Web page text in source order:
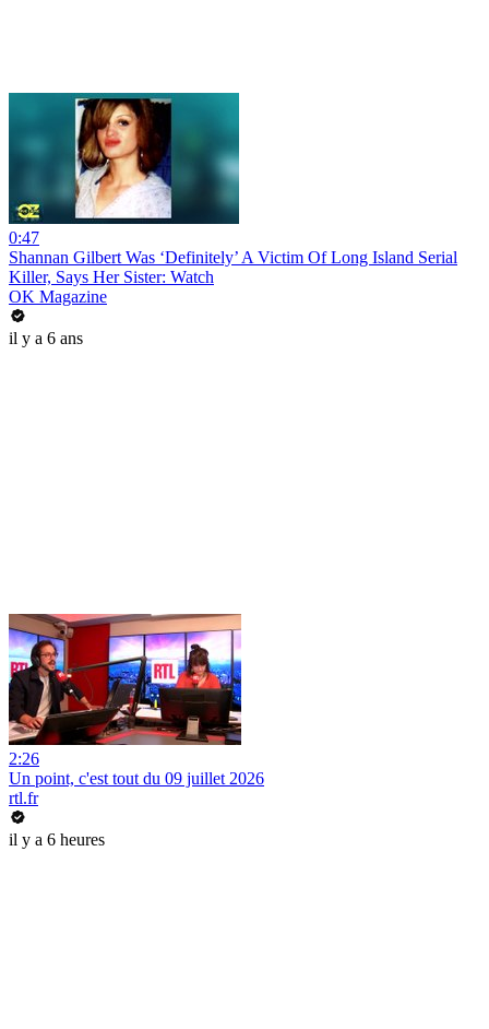
0:47
Shannan Gilbert Was ‘Definitely’ A Victim Of Long Island Serial
Killer, Says Her Sister: Watch
OK Magazine
il y a 6 ans
2:26
Un point, c'est tout du 09 juillet 2026
rtl.fr
il y a 6 heures